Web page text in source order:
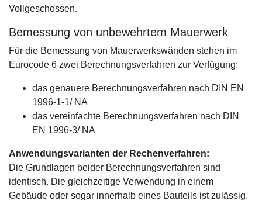
Vollgeschossen.
Bemessung von unbewehrtem Mauerwerk
Für die Bemessung von Mauerwerkswänden stehen im
Eurocode 6 zwei Berechnungsverfahren zur Verfügung:
das genauere Berechnungsverfahren nach DIN EN
1996-1-1/ NA
das vereinfachte Berechnungsverfahren nach DIN
EN 1996-3/ NA
Anwendungsvarianten der Rechenverfahren:
Die Grundlagen beider Berechnungsverfahren sind
identisch. Die gleichzeitige Verwendung in einem
Gebäude oder sogar innerhalb eines Bauteils ist zulässig.